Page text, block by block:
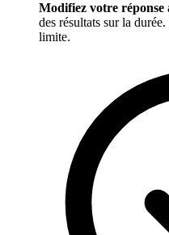
Modifiez votre réponse
des résultats sur la
limite.